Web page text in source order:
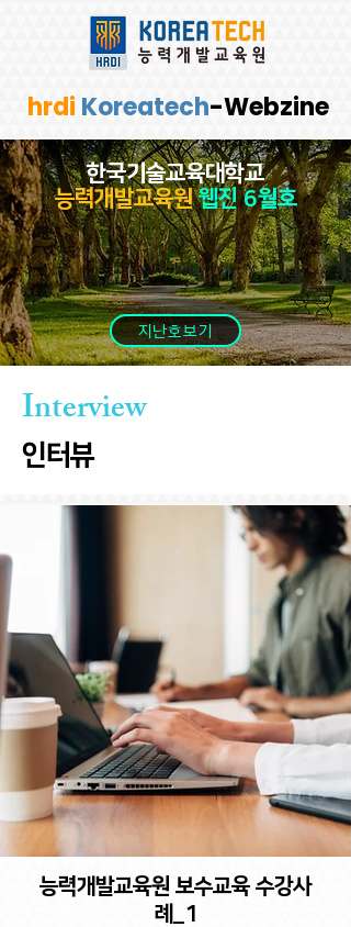
hrdi Koreatech-Webzine
한국기술교육대학교
​능력개발교육원웹진 6월호
지난호보기
Interview
인터뷰
능력개발교육원 보수교육 수강사
례_1